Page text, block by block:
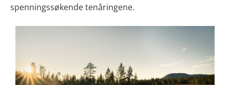
spenningssøkende tenåringene.